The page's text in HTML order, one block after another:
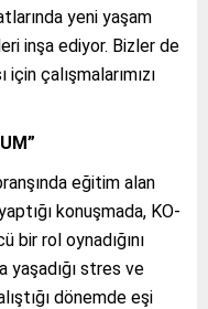
yeni yaşam
inşa ediyor. Bizler de
için çalışmalarımızı
eğitim alan
konuşmada, KO-
bir rol oynadığını
yaşadığı stres ve
dönemde eşi